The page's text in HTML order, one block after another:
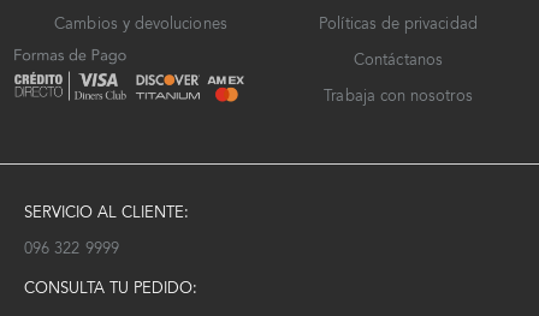
Cambios y devoluciones
Políticas de privacidad
Contáctanos
Trabaja con nosotros
SERVICIO AL CLIENTE:
096 322 9999
CONSULTA TU PEDIDO: